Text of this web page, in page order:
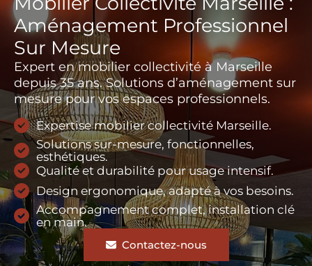
Aménagement Professionnel
Sur Mesure
Expert en mobilier collectivité à Marseille
depuis 35 ans. Solutions d’aménagement sur
mesure pour vos espaces professionnels.
Expertise mobilier collectivité Marseille.
Solutions sur-mesure, fonctionnelles,
esthétiques.
Qualité et durabilité pour usage intensif.
Design ergonomique, adapté à vos besoins.
Accompagnement complet, installation clé
en main.
Contactez-nous